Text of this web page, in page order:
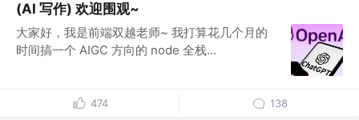
(AI 写作) 欢迎围观~
大家好，我是前端双越老师~ 我打算花几个月的
时间搞一个 AIGC 方向的 node 全栈...
474 138